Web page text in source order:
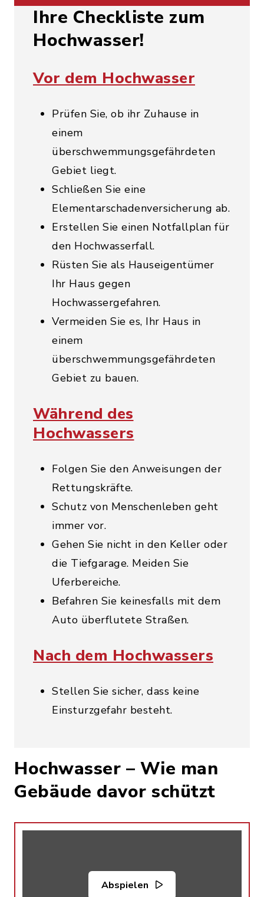
Ihre Checkliste zum
Hochwasser!
Vor dem Hochwasser
Prüfen Sie, ob ihr Zuhause in
einem
überschwemmungsgefährdeten
Gebiet liegt.
Schließen Sie eine
Elementarschadenversicherung ab.
Erstellen Sie einen Notfallplan für
den Hochwasserfall.
Rüsten Sie als Hauseigentümer
Ihr Haus gegen
Hochwassergefahren.
Vermeiden Sie es, Ihr Haus in
einem
überschwemmungsgefährdeten
Gebiet zu bauen.
Während des
Hochwassers
Folgen Sie den Anweisungen der
Rettungskräfte.
Schutz von Menschenleben geht
immer vor.
Gehen Sie nicht in den Keller oder
die Tiefgarage. Meiden Sie
Uferbereiche.
Befahren Sie keinesfalls mit dem
Auto überflutete Straßen.
Nach dem Hochwassers
Stellen Sie sicher, dass keine
Einsturzgefahr besteht.
Hochwasser – Wie man
Gebäude davor schützt
Abspielen